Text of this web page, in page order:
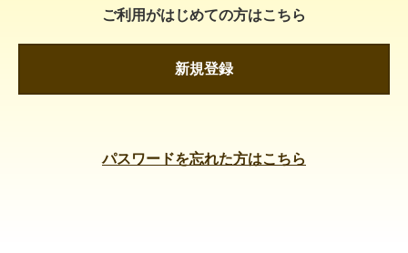
ご利用がはじめての方はこちら
新規登録
パスワードを忘れた方はこちら